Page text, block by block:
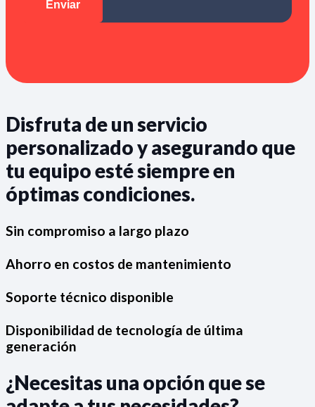
Disfruta de un servicio
personalizado y asegurando que
tu equipo esté siempre en
óptimas condiciones.
Sin compromiso a largo plazo
Ahorro en costos de mantenimiento
Soporte técnico disponible
Disponibilidad de tecnología de última
generación
¿Necesitas una opción que se